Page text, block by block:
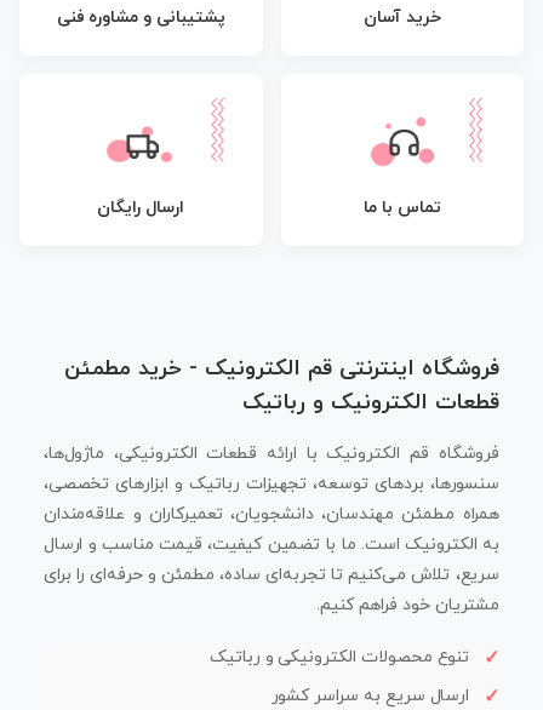
خرید آسان پشتیبانی و مشاوره فنی
تماس با ما ارسال رایگان
فروشگاه اینترنتی قم الکترونیک - خرید مطمئن
قطعات الکترونیک و رباتیک
فروشگاه قم الکترونیک با ارائه قطعات الکترونیکی، ماژول‌ها،
سنسورها، بردهای توسعه، تجهیزات رباتیک و ابزارهای تخصصی،
همراه مطمئن مهندسان، دانشجویان، تعمیرکاران و علاقه‌مندان
به الکترونیک است. ما با تضمین کیفیت، قیمت مناسب و ارسال
سریع، تلاش می‌کنیم تا تجربه‌ای ساده، مطمئن و حرفه‌ای را برای
مشتریان خود فراهم کنیم.
تنوع محصولات الکترونیکی و رباتیک
ارسال سریع به سراسر کشور